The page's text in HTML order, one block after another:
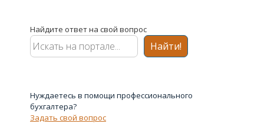
Найдите ответ на свой вопрос
Найти!
Нуждаетесь в помощи профессионального
бухгалтера?
Задать свой вопрос